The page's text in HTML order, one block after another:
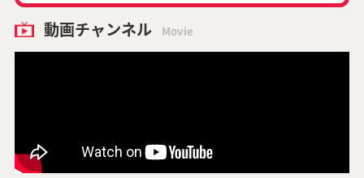
動画チャンネル Movie